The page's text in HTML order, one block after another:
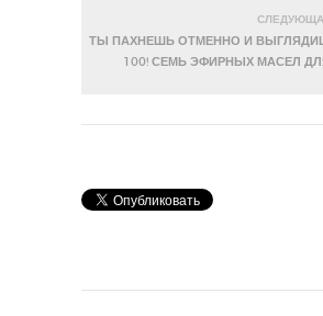
ТЫ ПАХНЕШЬ ОТМЕННО И
100! СЕМЬ ЭФИРНЫХ МАСЕЛ